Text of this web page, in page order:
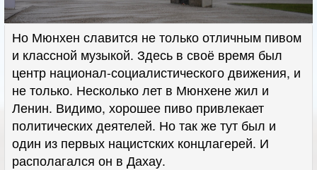
Но Мюнхен славится не только отличным пивом
и классной музыкой. Здесь в своё время был
центр национал-социалистического движения, и
не только. Несколько лет в Мюнхене жил и
Ленин. Видимо, хорошее пиво привлекает
политических деятелей. Но так же тут был и
один из первых нацистских концлагерей. И
располагался он в Дахау.